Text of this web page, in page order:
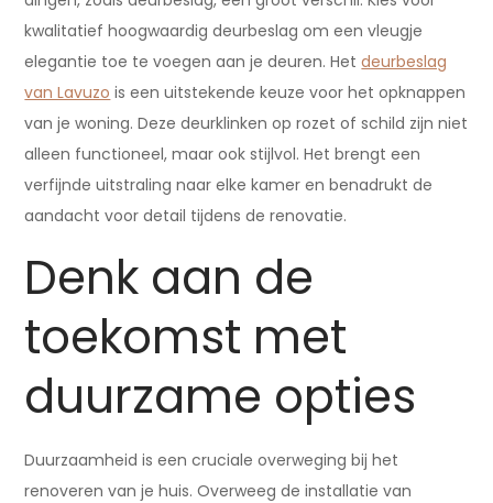
kwalitatief hoogwaardig deurbeslag om een vleugje
elegantie toe te voegen aan je deuren. Hetdeurbeslag
van Lavuzo is een uitstekende keuze voor het opknappen
van je woning. Deze deurklinken op rozet of schild zijn niet
alleen functioneel, maar ook stijlvol. Het brengt een
verfijnde uitstraling naar elke kamer en benadrukt de
aandacht voor detail tijdens de renovatie.
Denk aan de
toekomst met
duurzame opties
Duurzaamheid is een cruciale overweging bij het
renoveren van je huis. Overweeg de installatie van